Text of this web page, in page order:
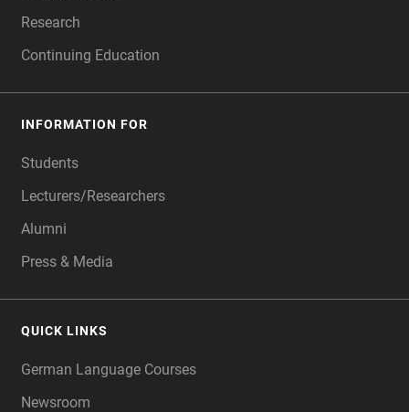
Research
Continuing Education
INFORMATION FOR
Students
Lecturers/Researchers
Alumni
Press & Media
QUICK LINKS
German Language Courses
Newsroom